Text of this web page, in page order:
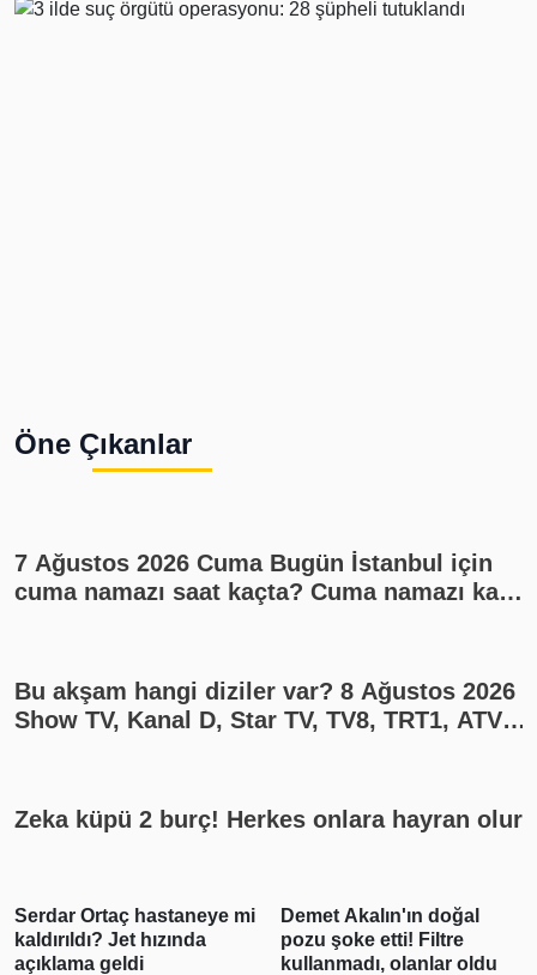
Öne Çıkanlar
7 Ağustos 2026 Cuma Bugün İstanbul için
cuma namazı saat kaçta? Cuma namazı kaç
Bu akşam hangi diziler var? 8 Ağustos 2026
Show TV, Kanal D, Star TV, TV8, TRT1, ATV
Zeka küpü 2 burç! Herkes onlara hayran olur
Serdar Ortaç hastaneye mi
kaldırıldı? Jet hızında
açıklama geldi
Demet Akalın'ın doğal
pozu şoke etti! Filtre
kullanmadı, olanlar oldu